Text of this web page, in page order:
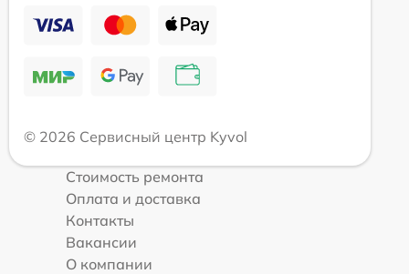
© 2026 Сервисный центр Kyvol
Стоимость ремонта
Оплата и доставка
Контакты
Вакансии
О компании